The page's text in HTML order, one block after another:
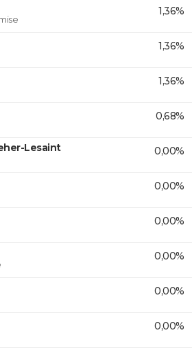
1,36%
1,36%
1,36%
0,68%
Lesaint 0,00%
0,00%
0,00%
0,00%
0,00%
0,00%